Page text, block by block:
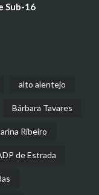
Sub-16
alto alentejo
Bárbara Tavares
Ribeiro
de Estrada